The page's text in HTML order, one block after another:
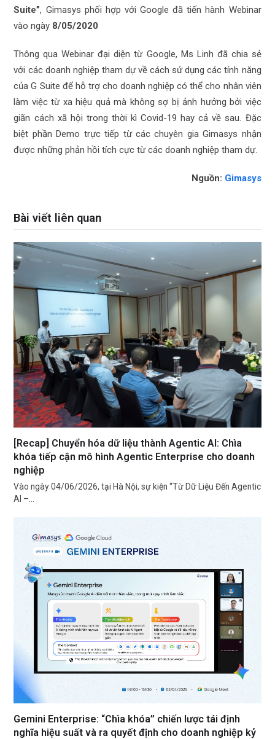
Suite”, Gimasys phối hợp với Google đã tiến hành Webinar
vào ngày 8/05/2020
Thông qua Webinar đại diện từ Google, Ms Linh đã chia sẻ
với các doanh nghiệp tham dự về cách sử dụng các tính năng
của G Suite để hỗ trợ cho doanh nghiệp có thể cho nhân viên
làm việc từ xa hiệu quả mà không sợ bị ảnh hưởng bởi việc
giãn cách xã hội trong thời kì Covid-19 hay cả về sau. Đặc
biệt phần Demo trực tiếp từ các chuyên gia Gimasys nhận
được những phản hồi tích cực từ các doanh nghiệp tham dự.
Nguồn: Gimasys
Bài viết liên quan
[Recap] Chuyển hóa dữ liệu thành Agentic AI: Chìa
khóa tiếp cận mô hình Agentic Enterprise cho doanh
nghiệp
Vào ngày 04/06/2026, tại Hà Nội, sự kiện “Từ Dữ Liệu Đến Agentic
AI –…
Gemini Enterprise: “Chìa khóa” chiến lược tái định
nghĩa hiệu suất và ra quyết định cho doanh nghiệp kỷ